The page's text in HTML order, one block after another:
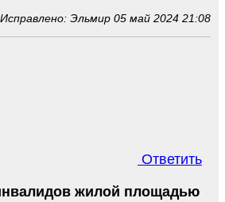
Исправлено: Эльмир 05 май 2024 21:08
Ответить
жилой площадью